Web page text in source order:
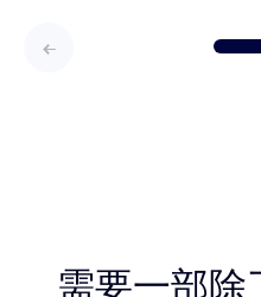
需要一部